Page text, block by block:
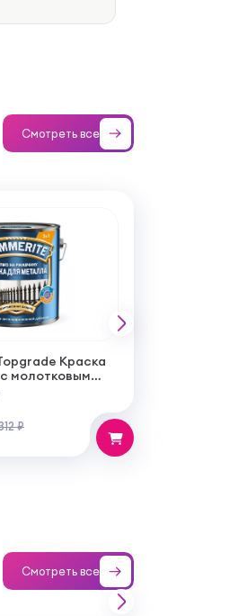
Смотреть все
Краска
молотковым
₽
Смотреть все